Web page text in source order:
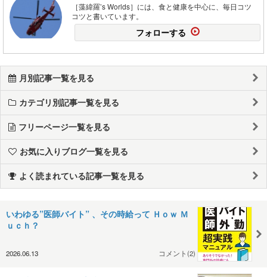
［藻緯羅’s Worlds］には、食と健康を中心に、毎日コツ
コツと書いています。
フォローする
月別記事一覧を見る
カテゴリ別記事一覧を見る
フリーページ一覧を見る
お気に入りブログ一覧を見る
よく読まれている記事一覧を見る
いわゆる”医師バイト” 、その時給って Ｈｏｗ Ｍ
ｕｃｈ？
2026.06.13 コメント(2)